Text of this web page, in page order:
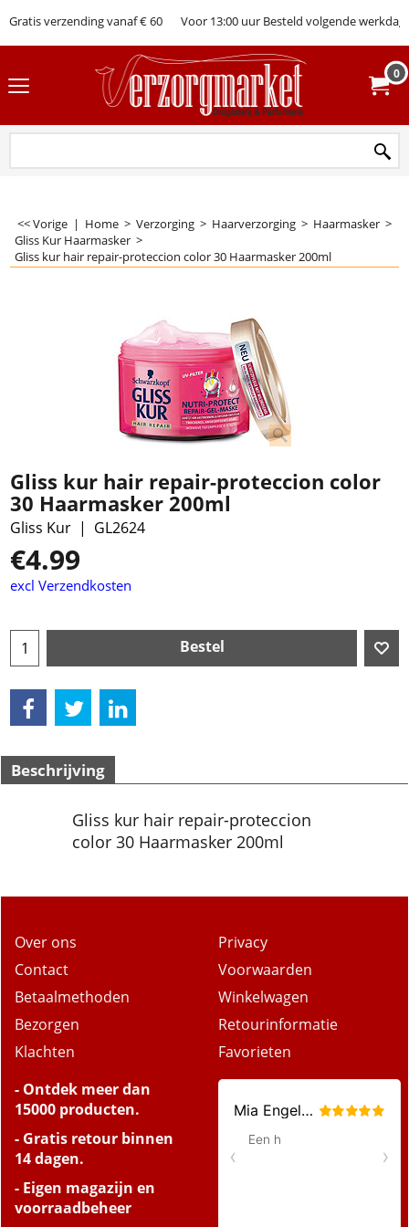
Gratis verzending vanaf € 60 Voor 13:00 uur Besteld volgende werkdag
0
<< Vorige | Home > Verzorging > Haarverzorging > Haarmasker >
Gliss Kur Haarmasker >
Gliss kur hair repair-proteccion color 30 Haarmasker 200ml
Gliss kur hair repair-proteccion color
30 Haarmasker 200ml
Gliss Kur GL2624
€4.99
excl Verzendkosten
Bestel
Beschrijving
Gliss kur hair repair-proteccion
color 30 Haarmasker 200ml
Over ons
Contact
Betaalmethoden
Bezorgen
Klachten
Privacy
Voorwaarden
Winkelwagen
Retourinformatie
Favorieten
- Ontdek meer dan
15000 producten.
- Gratis retour binnen
14 dagen.
- Eigen magazijn en
voorraadbeheer